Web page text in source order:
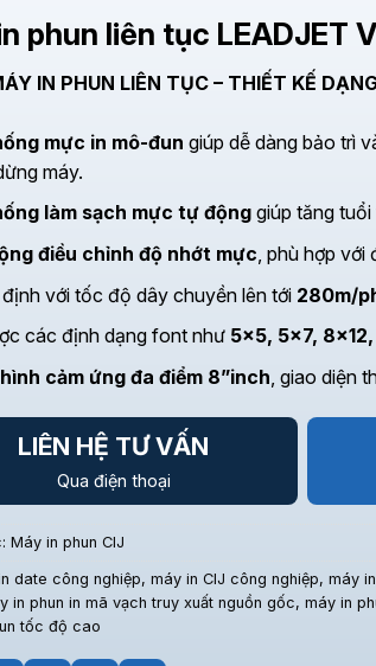
phun liên tục LEADJET
IN PHUN LIÊN TỤC – THIẾT KẾ
mực in mô-đun giúp dễ dàng bảo trì
máy.
làm sạch mực tự độnggiúp tăng
điều chỉnh độ nhớt mực , phù hợp
với tốc độ dây chuyền lên tới 280m/
các định dạng font như 5×5, 5×7,
cảm ứng đa điểm 8”inch , giao diện
LIÊN HỆ TƯ VẤN
Qua điện thoại
Máy in phun CIJ
date công nghiệp, máy in CIJ công nghiệp, máy
in phun in mã vạch truy xuất nguồn gốc, máy in
tốc độ cao